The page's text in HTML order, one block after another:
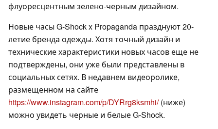
флуоресцентным зелено-черным дизайном.
Новые часы G-Shock x Propaganda празднуют 20-
летие бренда одежды. Хотя точный дизайн и
технические характеристики новых часов еще не
подтверждены, они уже были представлены в
социальных сетях. В недавнем видеоролике,
размещенном на сайте
https://www.instagram.com/p/DYRrg8ksmhi/(ниже)
можно увидеть черные и белые G-Shock.